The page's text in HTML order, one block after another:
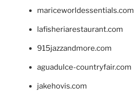
mariceworldessentials.com
lafisheriarestaurant.com
915jazzandmore.com
aguadulce-countryfair.com
jakehovis.com